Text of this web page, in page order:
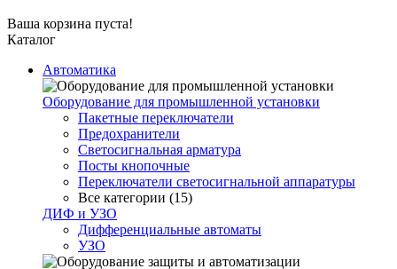
Ваша корзина пуста!
Каталог
Автоматика
Оборудование для промышленной установки
Пакетные переключатели
Предохранители
Светосигнальная арматура
Посты кнопочные
Переключатели светосигнальной аппаратуры
Все категории (15)
ДИФ и УЗО
Дифференциальные автоматы
УЗО